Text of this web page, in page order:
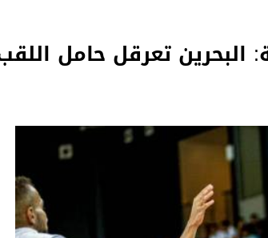
البحرين تعرقل حامل